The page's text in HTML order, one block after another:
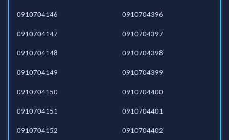
0910704146
0910704147
0910704148
0910704149
0910704150
0910704151
0910704152
0910704396
0910704397
0910704398
0910704399
0910704400
0910704401
0910704402